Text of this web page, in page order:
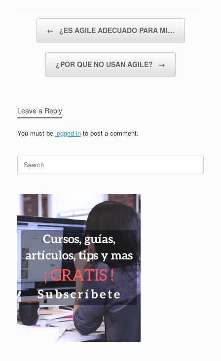
← ¿ES AGILE ADECUADO PARA MI…
¿POR QUE NO USAN AGILE? →
Leave a Reply
You must be logged in to post a comment.
Search
for: